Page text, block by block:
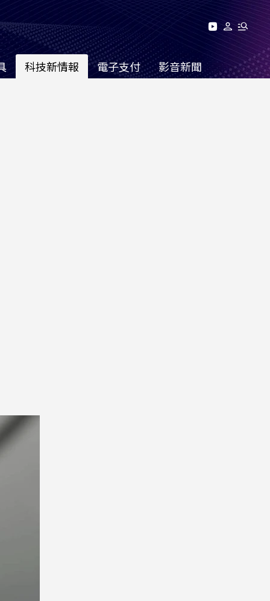
科技新情報 電子支付 影音新聞